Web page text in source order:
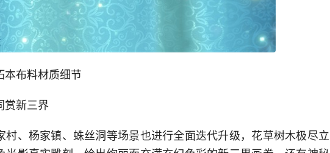
本布料材质细节
赏新三界
村、杨家镇、蛛丝洞等场景也进行全面迭代升级，花草树木极尽立